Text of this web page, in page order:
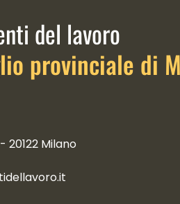
del lavoro
provinciale di
20122 Milano